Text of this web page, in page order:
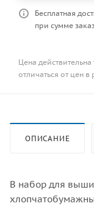
Бесплатная
при сумме
Цена
отличаться от цен
ОПИСАНИЕ
В набор для